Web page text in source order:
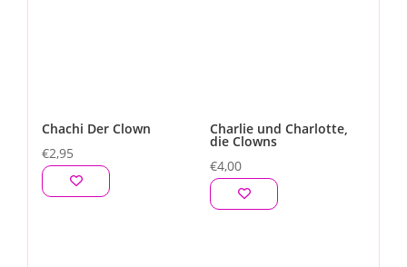
Chachi Der Clown
€2,95
Charlie und Charlotte,
die Clowns
€4,00